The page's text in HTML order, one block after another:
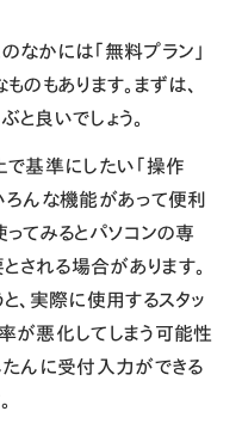
なかには「無料プラン」
のもあります。まずは、
良いでしょう。
で基準にしたい「操作
ろんな機能があって便利
てみるとパソコンの専
れる場合があります。
、実際に使用するスタッ
が悪化してしまう可能性
たんに受付入力ができる